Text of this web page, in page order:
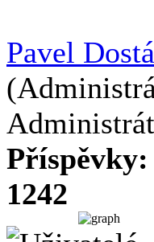
Pavel
Příspěvky:
1242